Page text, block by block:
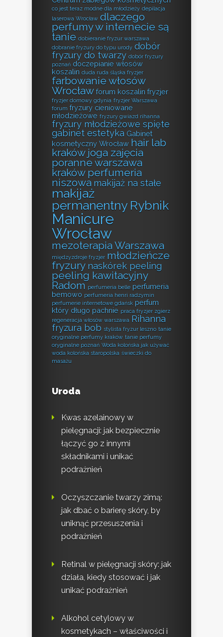
co jest teraz modne dla młodzieży depilacja
laserowa Wrocław dlaczego
perfumy w internecie są
tanie dobieranie fryzur warszawa
dobranie fryzury do typu urody dobór
fryzury do twarzy dobór fryzury
poznań doczepianie włosów
koszalin duda ruda śląska fryzjer
farbowanie włosów
Wrocław forum koszalin fryzjer
fryzjer domowy gdynia fryzjer Warszawa
forum fryzury cieniowane
młodzieżowe fryzury gwiazd rihanna
fryzury młodzieżowe spięte
gabinet estetyka Gabinet
kosmetyczny Wrocław hair lab
kraków joga zajęcia
poranne warszawa
kraków perfumeria
niszowa makijaż na stałe
makijaż
permanentny Rybnik
Manicure
Wrocław
mezoterapia Warszawa
międzyzdroje fryzjer młodzieńcze
fryzury naskórek peeling
peeling kawitacyjny
Radom perfumeria belle perfumeria
bemowo perfumeria henri radzymin
perfumerie internetowe gdańsk perfum
który długo pachnie praca fryzjer zgierz
regeneracja włosów warszawa Rihanna
fryzura bob stylista fryzur leszno tanie
oryginalne perfumy kraków tanie perfumy
oryginalne poznań Woda kolońska jak używać
woda kolońska staropolska świeczki do
masażu
Uroda
Kwas azelainowy w
pielęgnacji: jak bezpiecznie
łączyć go z innymi
składnikami i unikać
podrażnień
Oczyszczanie twarzy zimą:
jak dbać o barierę skóry, by
uniknąć przesuszenia i
podrażnień
Retinal w pielęgnacji skóry: jak
działa, kiedy stosować i jak
unikać podrażnień
Alkohol cetylowy w
kosmetykach – właściwości i